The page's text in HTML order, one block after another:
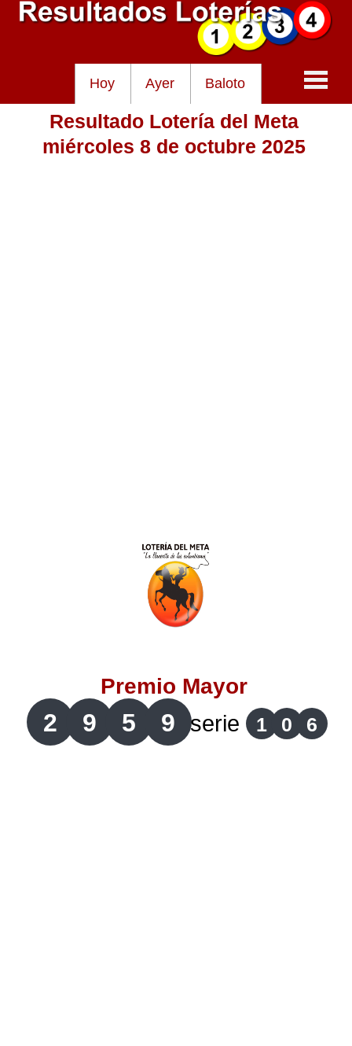
Hoy Ayer Baloto
Baloto
Lotería de Bogotá
Lotería de Risaralda
Lotería de Santander
Lotería del Cauca
Resultado Lotería del Meta
miércoles 8 de octubre 2025
Premio Mayor
2 9 5 9 serie 1 0 6